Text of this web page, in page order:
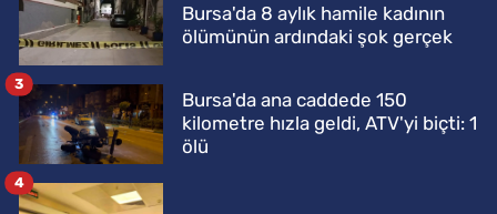
Bursa'da 8 aylık hamile kadının
ölümünün ardındaki şok gerçek
Bursa'da ana caddede 150
kilometre hızla geldi, ATV'yi biçti: 1
ölü
3
4